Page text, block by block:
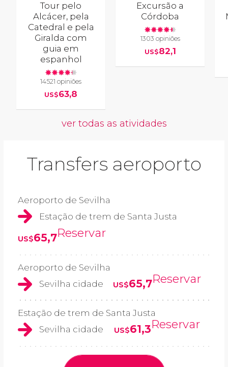
Tour pelo
Alcácer, pela
Catedral e pela
Giralda com
guia em
espanhol
14521 opiniões
US$63,8
Excursão a
Córdoba
1303 opiniões
US$82,1
ver todas as atividades
Transfers aeroporto
Aeroporto de Sevilha
Estação de trem de Santa Justa
US$65,7Reservar
Aeroporto de Sevilha
Sevilha cidade
US$65,7Reservar
Estação de trem de Santa Justa
Sevilha cidade
US$61,3Reservar